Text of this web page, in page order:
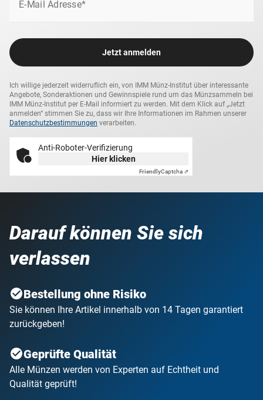
E-Mail Adresse*
Jetzt anmelden
Ich willige jederzeit widerruflich ein, von IMM Münz-Institut über interessante
Angebote, Sonderaktionen und Gewinnspiele rund um das Münzsammeln bei
IMM Münz-Institut per E-Mail informiert zu werden. Mit dem Klick auf „Jetzt
anmelden“ stimmen Sie zu, dass wir Ihre Informationen im Rahmen unserer
Datenschutzbestimmungen verarbeiten.
Anti-Roboter-Verifizierung
Hier klicken
FriendlyCaptcha ⇗
Darauf können Sie sich
verlassen
Bestellung ohne Risiko
Sie können Ihre Artikel innerhalb von 14 Tagen garantiert
zurückgeben!
Geprüfte Qualität
Alle Münzen werden von Experten auf Echtheit und
Qualität geprüft!